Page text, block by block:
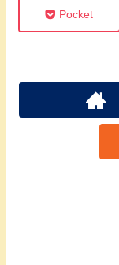
Pocket